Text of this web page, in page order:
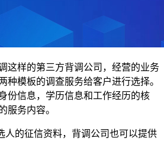
这样的第三方背调公司，经营的业务
种模板的调查服务给客户进行选择。
份信息，学历信息和工作经历的核
服务内容。
人的征信资料，背调公司也可以提供